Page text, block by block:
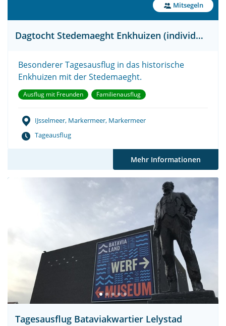
Mitsegeln
Dagtocht Stedemaeght Enkhuizen (individueel)
Besonderer Tagesausflug in das historische
Enkhuizen mit der Stedemaeght.
Ausflug mit Freunden Familienausflug
IJsselmeer, Markermeer, Markermeer
Tageausflug
Mehr Informationen
Tagesausflug Bataviakwartier Lelystad